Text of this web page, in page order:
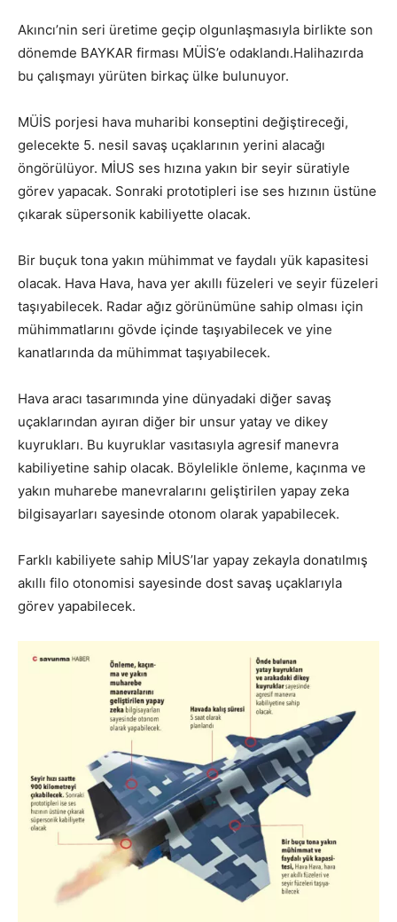
Akıncı’nin seri üretime geçip olgunlaşmasıyla birlikte son
dönemde BAYKAR firması MÜİS’e odaklandı.Halihazırda
bu çalışmayı yürüten birkaç ülke bulunuyor.
MÜİS porjesi hava muharibi konseptini değiştireceği,
gelecekte 5. nesil savaş uçaklarının yerini alacağı
öngörülüyor. MİUS ses hızına yakın bir seyir süratiyle
görev yapacak. Sonraki prototipleri ise ses hızının üstüne
çıkarak süpersonik kabiliyette olacak.
Bir buçuk tona yakın mühimmat ve faydalı yük kapasitesi
olacak. Hava Hava, hava yer akıllı füzeleri ve seyir füzeleri
taşıyabilecek. Radar ağız görünümüne sahip olması için
mühimmatlarını gövde içinde taşıyabilecek ve yine
kanatlarında da mühimmat taşıyabilecek.
Hava aracı tasarımında yine dünyadaki diğer savaş
uçaklarından ayıran diğer bir unsur yatay ve dikey
kuyrukları. Bu kuyruklar vasıtasıyla agresif manevra
kabiliyetine sahip olacak. Böylelikle önleme, kaçınma ve
yakın muharebe manevralarını geliştirilen yapay zeka
bilgisayarları sayesinde otonom olarak yapabilecek.
Farklı kabiliyete sahip MİUS’lar yapay zekayla donatılmış
akıllı filo otonomisi sayesinde dost savaş uçaklarıyla
görev yapabilecek.